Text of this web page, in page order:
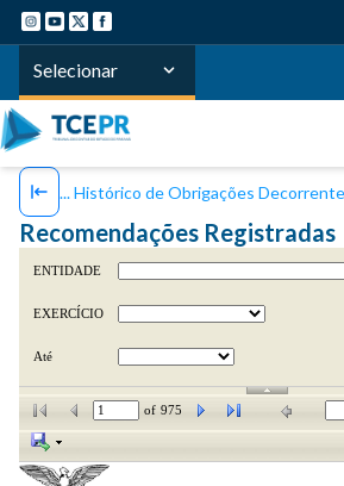
Selecionar
Histórico de Obrigações
Recomendações Registradas